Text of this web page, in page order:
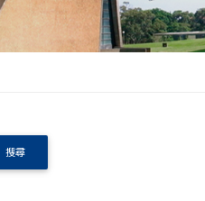
搜尋